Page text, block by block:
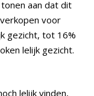
aan dat dit
voor
gezicht, tot 16%
lelijk gezicht.
lelijk vinden,